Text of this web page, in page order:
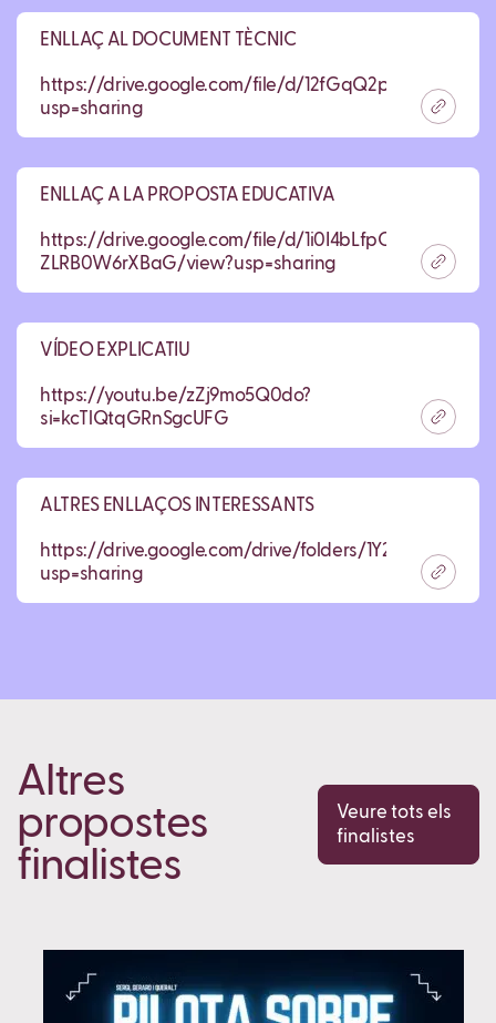
ENLLAÇ AL DOCUMENT TÈCNIC
https://drive.google.com/file/d/
usp=sharing
ENLLAÇ A LA PROPOSTA EDUCATIVA
https://drive.google.com/file/d/1i0I4bLfpQ0hIFzcPt8R-
ZLRB0W6rXBaG/view?usp=sharing
VÍDEO EXPLICATIU
https://youtu.be/zZj9mo5Q0do?
si=kcTlQtqGRnSgcUFG
ALTRES ENLLAÇOS INTERESSANTS
https://drive.google.com/drive/folders/
usp=sharing
Altres
propostes
finalistes
Veure tots els
finalistes